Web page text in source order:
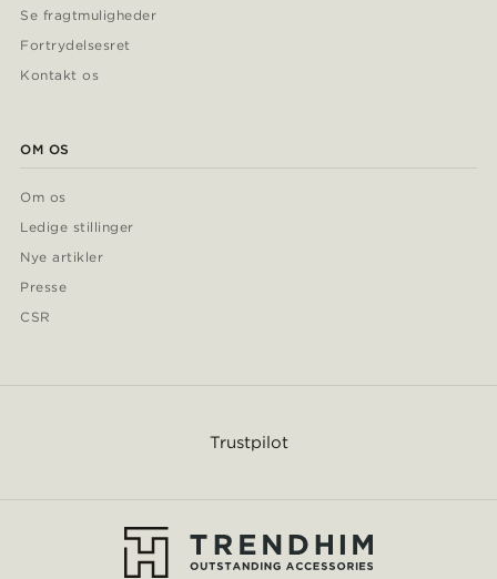
Se fragtmuligheder
Fortrydelsesret
Kontakt os
OM OS
Om os
Ledige stillinger
Nye artikler
Presse
CSR
Trustpilot